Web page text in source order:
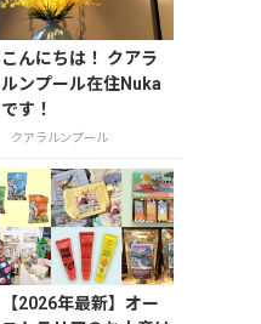
こんにちは！ クアラ
ルンプール在住Nuka
です！
クアラルンプール
【2026年最新】オー